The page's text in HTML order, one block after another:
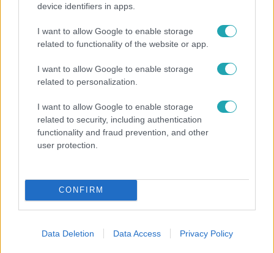
device identifiers in apps.
I want to allow Google to enable storage
related to functionality of the website or app.
I want to allow Google to enable storage
related to personalization.
I want to allow Google to enable storage
related to security, including authentication
functionality and fraud prevention, and other
user protection.
CONFIRM
Data Deletion Data Access Privacy Policy
az árverést, amelyen a Ceaușescu család műtárgyait, és
külföldieknek.
Fókusz
2018. január 15. 18:10
Ceausescu nyomában: egy diktátor stadionja
A Kárpátok Géniusza, mert így neveztette magát